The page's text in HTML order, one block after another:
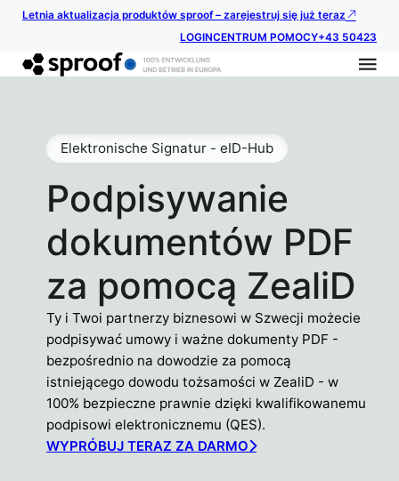
Letnia aktualizacja produktów sproof – zarejestruj się już teraz
LOGINCENTRUM POMOCY+43 50423
Podpisywanie
dokumentów PDF
za pomocą ZealiD
Elektronische Signatur - eID-Hub
Ty i Twoi partnerzy biznesowi w Szwecji możecie
podpisywać umowy i ważne dokumenty PDF -
bezpośrednio na dowodzie za pomocą
istniejącego dowodu tożsamości w ZealiD - w
100% bezpieczne prawnie dzięki kwalifikowanemu
podpisowi elektronicznemu (QES).
WYPRÓBUJ TERAZ ZA DARMO